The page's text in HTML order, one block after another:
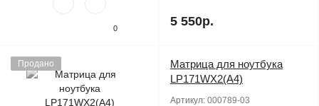
0 5 550р.
Продано
Матрица для ноутбука
LP171WX2(A4)
Артикул: 000789-03